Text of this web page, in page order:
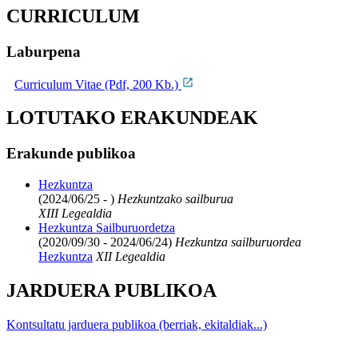
CURRICULUM
Laburpena
Curriculum Vitae (Pdf, 200 Kb.)
LOTUTAKO ERAKUNDEAK
Erakunde publikoa
Hezkuntza
(2024/06/25 - ) Hezkuntzako sailburua
XIII Legealdia
Hezkuntza Sailburuordetza
(2020/09/30 - 2024/06/24) Hezkuntza sailburuordea
Hezkuntza XII Legealdia
JARDUERA PUBLIKOA
Kontsultatu jarduera publikoa (berriak, ekitaldiak...)